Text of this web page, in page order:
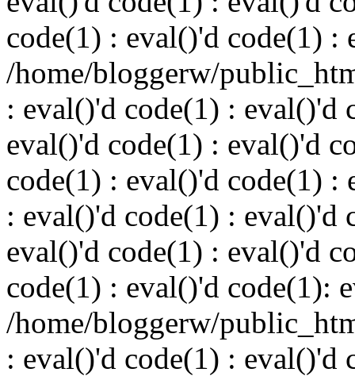
code(1) : eval()'d code(1) :
/home/bloggerw/
: eval()'d code(1) : eval()'d
eval()'d code(1) : eval()'d
code(1) : eval()'d code(1) :
: eval()'d code(1) : eval()'d
eval()'d code(1) : eval()'d
code(1) : eval()'d code(1):
/home/bloggerw/
: eval()'d code(1) : eval()'d